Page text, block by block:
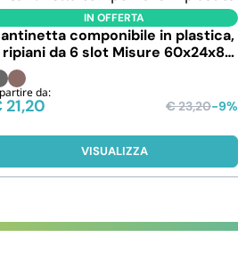
IN OFFERTA
componibile in plastica,
ripiani da 6 slot Misure 60x24x84
da:
21,20 €23,20-9%
VISUALIZZA